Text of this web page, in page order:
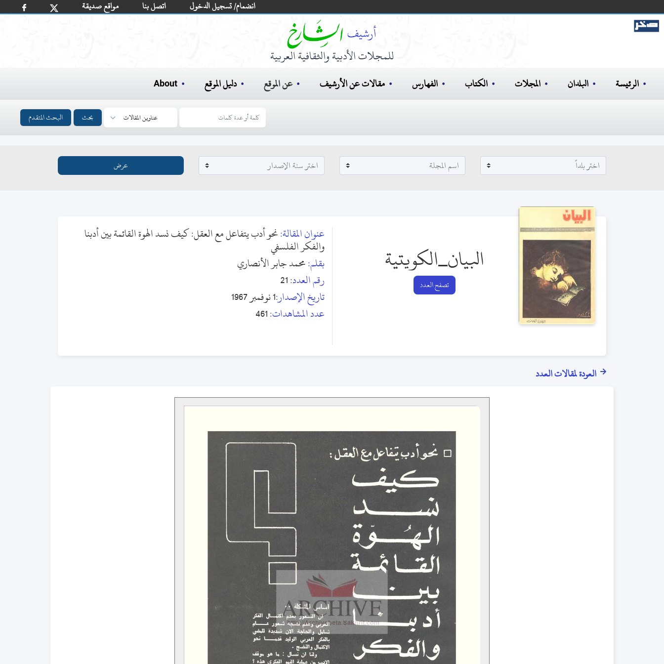
مواقع صديقة اتصل بنا انضمام/ تسجيل الدخول
للمجلات الأدبية والثقافية العربية
الرئيسة البلدان المجلات الكتاب الفهارس مقالات عن الأرشيف عن الموقع دليل الموقع About
بحث البحث المتقدم
البيان_الكويتية
تصفح العدد
عنوان المقالة:نحو أدب يتفاعل مع العقل: كيف نسد الهوة القائمة بين أدبنا
والفكر الفلسفي
بقلم:محمد جابر الأنصاري
رقم العدد:21
تاريخ الإصدار:1 نوفمبر 1967
عدد المشاهدات:461
العودة لمقالات العدد